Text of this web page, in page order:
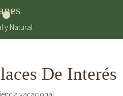
y Natural
De Interés
vacacional